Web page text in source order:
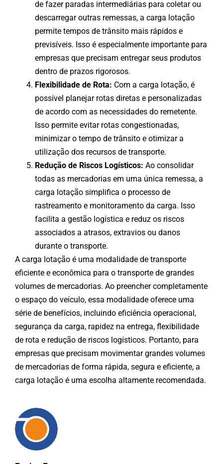
de fazer paradas intermediárias para coletar ou
descarregar outras remessas, a carga lotação
permite tempos de trânsito mais rápidos e
previsíveis. Isso é especialmente importante para
empresas que precisam entregar seus produtos
dentro de prazos rigorosos.
Flexibilidade de Rota: Com a carga lotação, é
possível planejar rotas diretas e personalizadas
de acordo com as necessidades do remetente.
Isso permite evitar rotas congestionadas,
minimizar o tempo de trânsito e otimizar a
utilização dos recursos de transporte.
Redução de Riscos Logísticos: Ao consolidar
todas as mercadorias em uma única remessa, a
carga lotação simplifica o processo de
rastreamento e monitoramento da carga. Isso
facilita a gestão logística e reduz os riscos
associados a atrasos, extravios ou danos
durante o transporte.
A carga lotação é uma modalidade de transporte
eficiente e econômica para o transporte de grandes
volumes de mercadorias. Ao preencher completamente
o espaço do veículo, essa modalidade oferece uma
série de benefícios, incluindo eficiência operacional,
segurança da carga, rapidez na entrega, flexibilidade
de rota e redução de riscos logísticos. Portanto, para
empresas que precisam movimentar grandes volumes
de mercadorias de forma rápida, segura e eficiente, a
carga lotação é uma escolha altamente recomendada.